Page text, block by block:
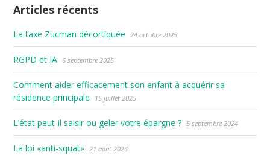
Articles récents
La taxe Zucman décortiquée 24 octobre 2025
RGPD et IA 6 septembre 2025
Comment aider efficacement son enfant à acquérir sa
résidence principale
15 juillet 2025
L’état peut-il saisir ou geler votre épargne ? 5 septembre 2024
La loi «anti-squat» 21 août 2024